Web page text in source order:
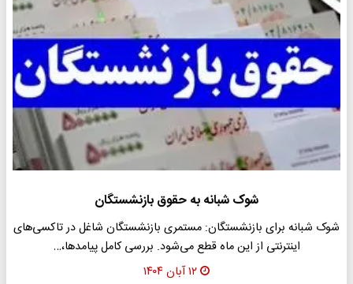
شوک شبانه به حقوق بازنشستگان
شوک شبانه برای بازنشستگان: مستمری بازنشستگان شاغل در تاکسی‌های
اینترنتی از این ماه قطع می‌شود. بررسی کامل پیامدها،…
۱۲ آبان ۱۴۰۴